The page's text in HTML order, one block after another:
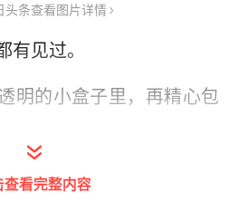
头条查看图片详情
有见过。
明的小盒子里，再精心包
所以价格也不便宜。每一
查看完整内容